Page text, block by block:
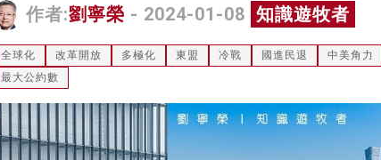
作者:劉寧榮 - 2024-01-08 知識遊牧者
全球化 改革開放 多極化 東盟 冷戰 國進民退 中美角力
最大公約數